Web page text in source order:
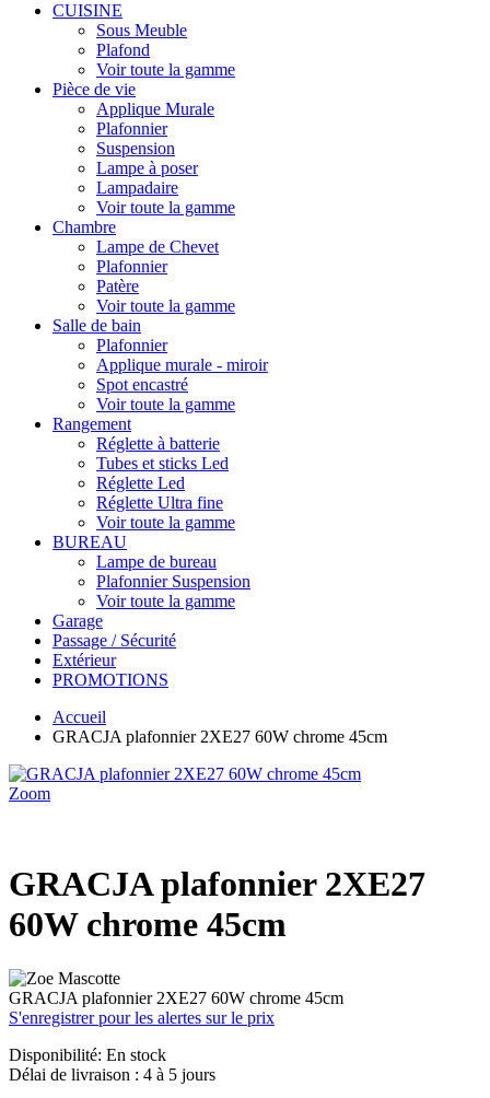
CUISINE
Sous Meuble
Plafond
Voir toute la gamme
Pièce de vie
Applique Murale
Plafonnier
Suspension
Lampe à poser
Lampadaire
Voir toute la gamme
Chambre
Lampe de Chevet
Plafonnier
Patère
Voir toute la gamme
Salle de bain
Plafonnier
Applique murale - miroir
Spot encastré
Voir toute la gamme
Rangement
Réglette à batterie
Tubes et sticks Led
Réglette Led
Réglette Ultra fine
Voir toute la gamme
BUREAU
Lampe de bureau
Plafonnier Suspension
Voir toute la gamme
Garage
Passage / Sécurité
Extérieur
PROMOTIONS
Accueil
GRACJA plafonnier 2XE27 60W chrome 45cm
Zoom
GRACJA plafonnier 2XE27
60W chrome 45cm
GRACJA plafonnier 2XE27 60W chrome 45cm
S'enregistrer pour les alertes sur le prix
Disponibilité: En stock
Délai de livraison : 4 à 5 jours